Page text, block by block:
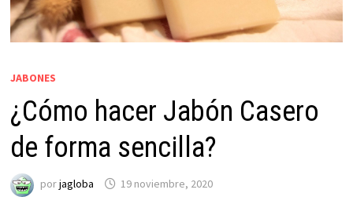
JABONES
¿Cómo hacer Jabón Casero
de forma sencilla?
porjagloba 19 noviembre, 2020